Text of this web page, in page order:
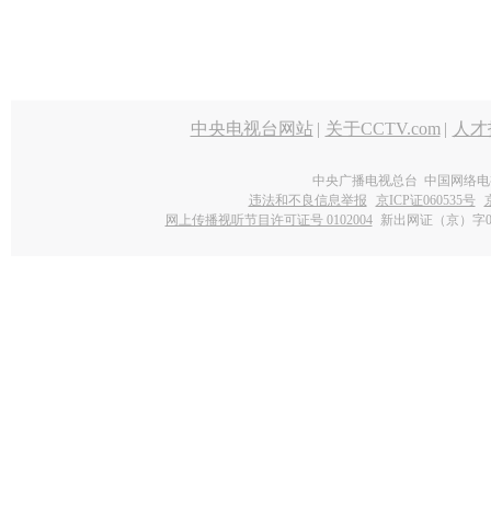
中央电视台网站 | 关于CCTV.com | 人
中央广播电视总台 中国网络
违法和不良信息举报
京ICP证060535号
网上传播视听节目许可证号 0102004 新出网证（京）